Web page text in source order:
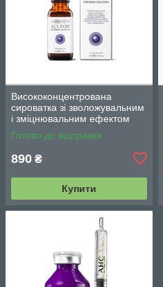
Висококонцентрована
сироватка зі зволожувальним
і зміцнювальним ефектом
Acleon Seboderm Solution
Serum 15 мл
Готово до відправки
890 ₴
Купити